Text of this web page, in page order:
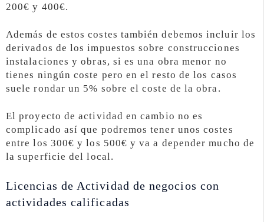
200€ y 400€.
Además de estos costes también debemos incluir los
derivados de los impuestos sobre construcciones
instalaciones y obras, si es una obra menor no
tienes ningún coste pero en el resto de los casos
suele rondar un 5% sobre el coste de la obra.
El proyecto de actividad en cambio no es
complicado así que podremos tener unos costes
entre los 300€ y los 500€ y va a depender mucho de
la superficie del local.
Licencias de Actividad de negocios con
actividades calificadas